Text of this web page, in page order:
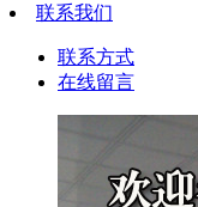
联系我们
联系方式
在线留言